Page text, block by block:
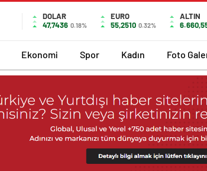
DOLAR
47,7436 0.18%
EURO
55,2510 0.32%
ALTIN
Ekonomi Spor Kadın Foto